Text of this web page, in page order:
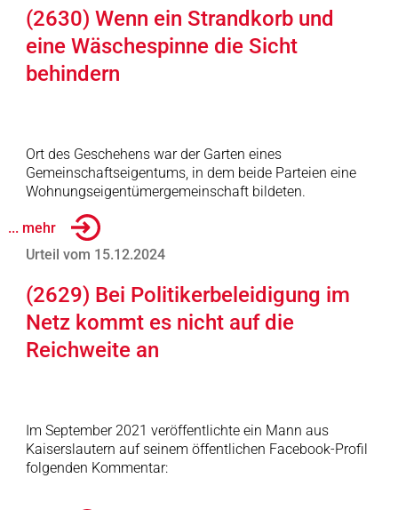
(2630) Wenn ein Strandkorb und
eine Wäschespinne die Sicht
behindern
Ort des Geschehens war der Garten eines
Gemeinschaftseigentums, in dem beide Parteien eine
Wohnungseigentümergemeinschaft bildeten.
... mehr
Urteil vom 15.12.2024
(2629) Bei Politikerbeleidigung im
Netz kommt es nicht auf die
Reichweite an
Im September 2021 veröffentlichte ein Mann aus
Kaiserslautern auf seinem öffentlichen Facebook-Profil
folgenden Kommentar: